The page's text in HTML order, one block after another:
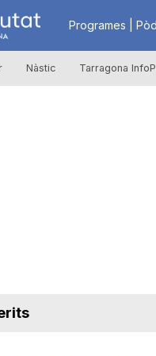
R
à
Programes |
Nàstic Tarragona